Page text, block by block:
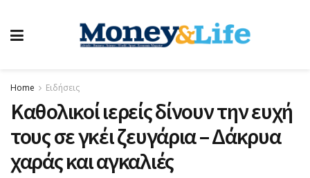
Home Ειδήσεις
Καθολικοί ιερείς δίνουν την ευχή
τους σε γκέι ζευγάρια – Δάκρυα
χαράς και αγκαλιές